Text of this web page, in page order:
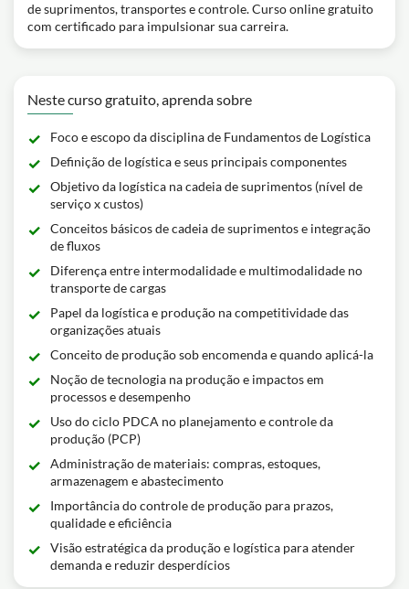
de suprimentos, transportes e controle. Curso online gratuito
com certificado para impulsionar sua carreira.
Neste curso gratuito, aprenda sobre
Foco e escopo da disciplina de Fundamentos de Logística
Definição de logística e seus principais componentes
Objetivo da logística na cadeia de suprimentos (nível de
serviço x custos)
Conceitos básicos de cadeia de suprimentos e integração
de fluxos
Diferença entre intermodalidade e multimodalidade no
transporte de cargas
Papel da logística e produção na competitividade das
organizações atuais
Conceito de produção sob encomenda e quando aplicá-la
Noção de tecnologia na produção e impactos em
processos e desempenho
Uso do ciclo PDCA no planejamento e controle da
produção (PCP)
Administração de materiais: compras, estoques,
armazenagem e abastecimento
Importância do controle de produção para prazos,
qualidade e eficiência
Visão estratégica da produção e logística para atender
demanda e reduzir desperdícios